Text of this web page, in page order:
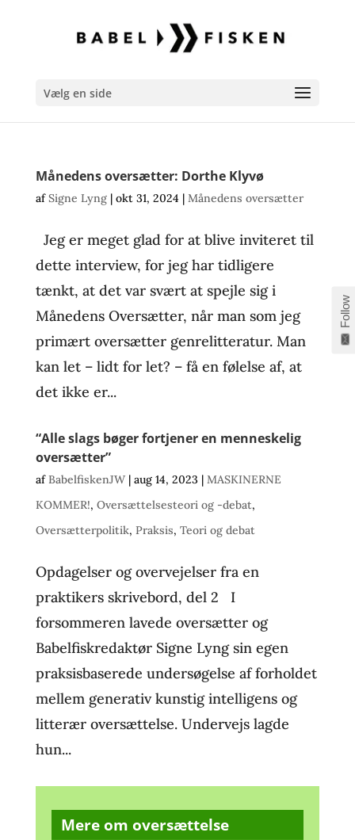
Vælg en side
Månedens oversætter: Dorthe Klyvø
afSigne Lyng| okt 31, 2024 | Månedens oversætter
Jeg er meget glad for at blive inviteret til
dette interview, for jeg har tidligere
tænkt, at det var svært at spejle sig i
Månedens Oversætter, når man som jeg
primært oversætter genrelitteratur. Man
kan let – lidt for let? – få en følelse af, at
det ikke er...
“Alle slags bøger fortjener en menneskelig
oversætter”
afBabelfiskenJW| aug 14, 2023| MASKINERNE
KOMMER!, Oversættelsesteori og -debat,
Oversætterpolitik, Praksis, Teori og debat
Opdagelser og overvejelser fra en
praktikers skrivebord, del 2 I
forsommeren lavede oversætter og
Babelfiskredaktør Signe Lyng sin egen
praksisbaserede undersøgelse af forholdet
mellem generativ kunstig intelligens og
litterær oversættelse. Undervejs lagde
hun...
Mere om oversættelse
Follow